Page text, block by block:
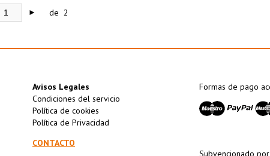
► de 2
Avisos Legales
Condiciones del servicio
Política de cookies
Política de Privacidad
CONTACTO
Formas de pago